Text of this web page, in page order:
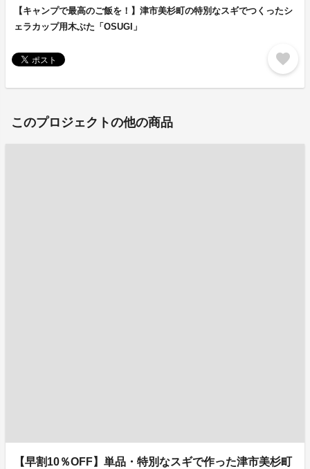
【キャンプで最高のご飯を！】津市美杉町の特別なスギでつくったシ
ェラカップ用木ぶた「OSUGI」
favorite
このプロジェクトの他の商品
【早割10％OFF】単品・特別なスギで作った津市美杉町